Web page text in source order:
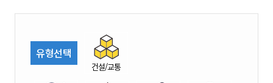
권
시
유형선택
건설/교통